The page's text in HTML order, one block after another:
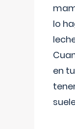
lo
en